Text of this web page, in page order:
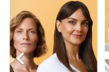
